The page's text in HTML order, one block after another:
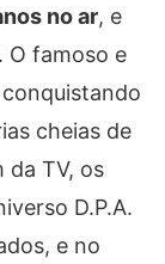
no ar, e
O famoso e
cheias de
da TV, os
D.P.A.
e no